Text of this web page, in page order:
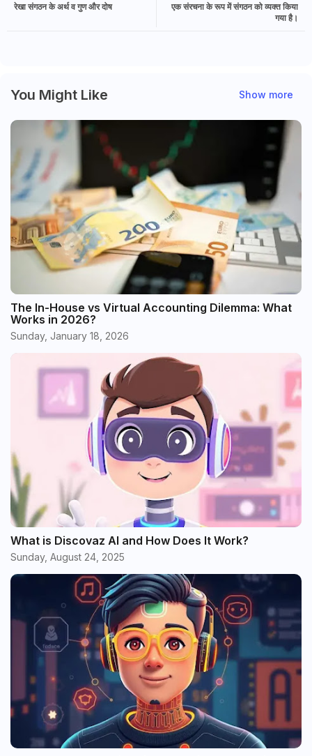
एक संरचना के रूप में संगठन को व्यक्त किया
गया है।
रेखा संगठन के अर्थ व गुण और दोष
You Might Like Show more
The In-House vs Virtual Accounting Dilemma: What
Works in 2026?
Sunday, January 18, 2026
What is Discovaz AI and How Does It Work?
Sunday, August 24, 2025